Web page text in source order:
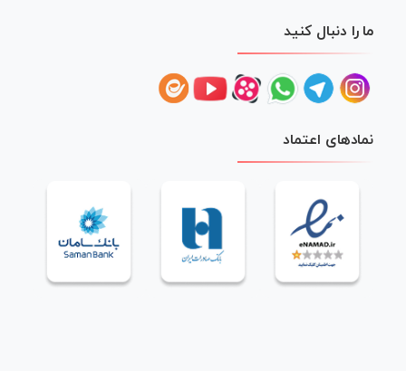
ما را دنبال کنید
نمادهای اعتماد